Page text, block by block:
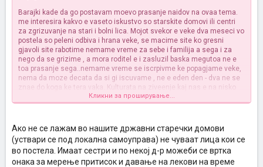
Barajki kade da go postavam moevo prasanje naidov na ovaa tema.
me interesira kakvo e vaseto iskustvo so starskite domovi ili centri
za zgrizuvanje na stari i bolni lica. Mojot svekor e veke dva meseci vo
postela so peleni odbiva i hrana veke, se macime site ko gresni
gjavoli site rabotime nemame vreme za sebe i familija a sega i za
nego da se grizime , a mora roditel e i zasluzil baska megutoa ne e
toa prasanje sega..nemame vreme se iscrpivme ke popagjame veke,
nema da moze decata da si gi iscuvame , ne e eden den - dva ne se
znae do koga ke tera vaka. Kulturata na ziveenje kaj nas e na nisko
nivo i sram ni e da go dademe vo dom barem mene, na drugite doma
ne sum ni spomnala, site od komsii do rodnini ke vikaat ete dva sina
moze fizicki da se postigne i da se izdrzi... vo teska situacija sme...
sto ke se sluci ne znam, zatoa pisav da cujam nekoj sovet nekoe
mislenjee, ako e veke za vo dom koj dom, kade sto kako e tamu ,
nega doktori i sl. Ve molam dajte nekoj sovet i mislenje..pozdrav
Кликни за проширување...
Ако не се лажам во нашите државни старечки домови
(уствари се под локална самоуправа) не чуваат лица кои се
во постела. Имаат сестри и по некој д-р можеби се вртка
онака за мерење притисок и давање на лекови на време